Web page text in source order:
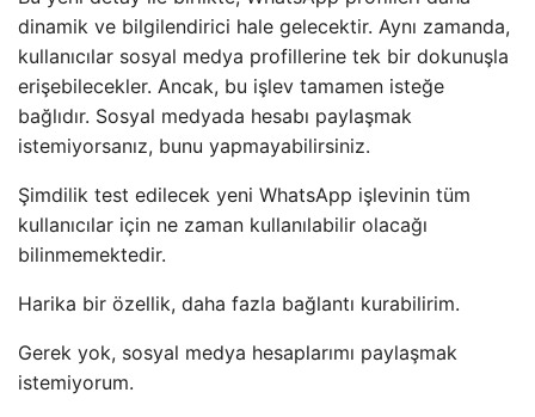
dinamik ve bilgilendirici hale gelecektir. Aynı zamanda,
kullanıcılar sosyal medya profillerine tek bir dokunuşla
erişebilecekler. Ancak, bu işlev tamamen isteğe
bağlıdır. Sosyal medyada hesabı paylaşmak
istemiyorsanız, bunu yapmayabilirsiniz.
Şimdilik test edilecek yeni WhatsApp işlevinin tüm
kullanıcılar için ne zaman kullanılabilir olacağı
bilinmemektedir.
Harika bir özellik, daha fazla bağlantı kurabilirim.
Gerek yok, sosyal medya hesaplarımı paylaşmak
istemiyorum.